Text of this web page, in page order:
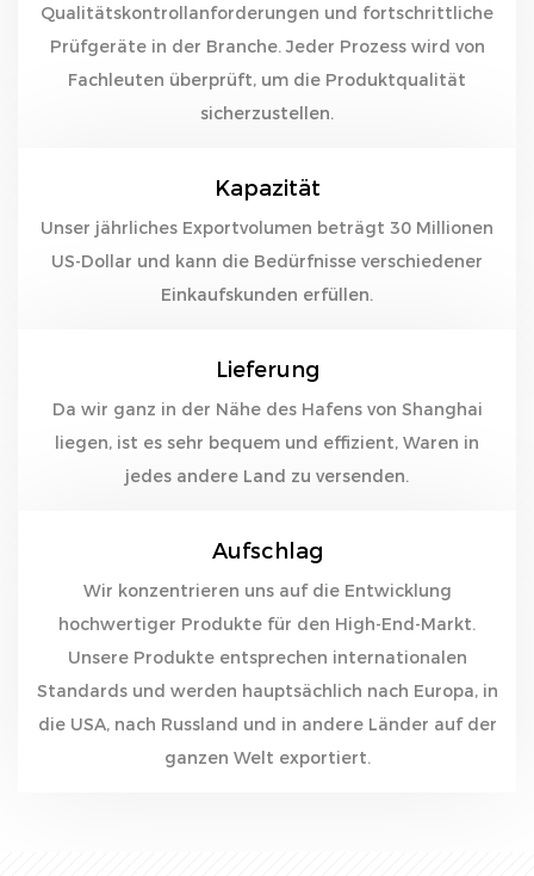
Qualitätskontrollanforderungen und fortschrittliche
Prüfgeräte in der Branche. Jeder Prozess wird von
Fachleuten überprüft, um die Produktqualität
sicherzustellen.
Kapazität
Unser jährliches Exportvolumen beträgt 30 Millionen
US-Dollar und kann die Bedürfnisse verschiedener
Einkaufskunden erfüllen.
Lieferung
Da wir ganz in der Nähe des Hafens von Shanghai
liegen, ist es sehr bequem und effizient, Waren in
jedes andere Land zu versenden.
Aufschlag
Wir konzentrieren uns auf die Entwicklung
hochwertiger Produkte für den High-End-Markt.
Unsere Produkte entsprechen internationalen
Standards und werden hauptsächlich nach Europa, in
die USA, nach Russland und in andere Länder auf der
ganzen Welt exportiert.